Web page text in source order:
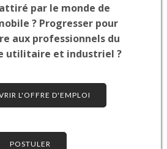
par le monde de
? Progresser pour
aux professionnels du
utilitaire et industriel ?
L'OFFRE D'EMPLOI
POSTULER